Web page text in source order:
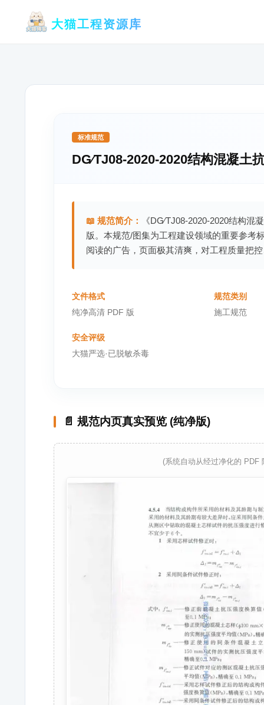
大猫工程资源库
标准规范
DG∕TJ08-2020-2020结构混凝土
📖 规范简介：
《DG∕TJ08-2020-2020结构
版。本规范/图集为工程建设领域的重要参考
阅读的广告，页面极其清爽，对工程质量把
文件格式
纯净高清 PDF 版
规范类别
施工规范
安全评级
大猫严选·已脱敏杀毒
📄 规范内页真实预览 (纯净版)
(系统自动从经过净化的 PDF